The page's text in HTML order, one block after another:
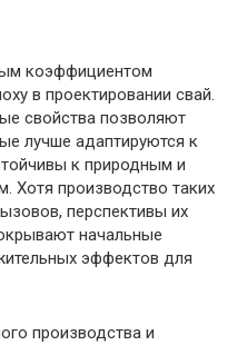
коэффициентом
в проектировании свай.
свойства позволяют
лучше адаптируются к
к природным и
Хотя производство таких
перспективы их
начальные
эффектов для
производства и